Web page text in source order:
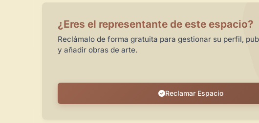
¿Eres el representante de este espacio?
Reclámalo de forma gratuita para gestionar su perfil,
y añadir obras de arte.
Reclamar Espacio